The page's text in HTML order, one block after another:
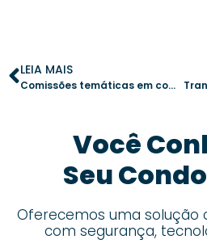
LEIA MAIS
Comissões temáticas em condomínios: como engajar os moradores de forma eficiente
Você
Seu
Oferecemos uma solução
com segurança,